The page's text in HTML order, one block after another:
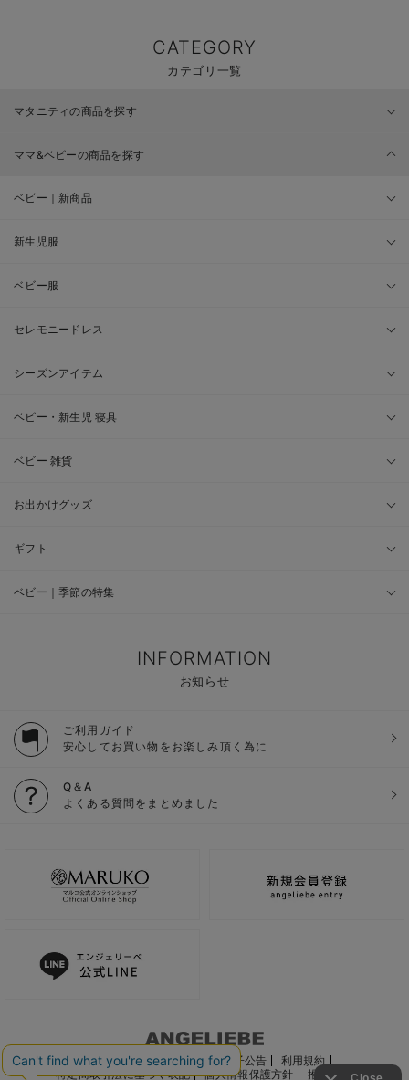
CATEGORY
カテゴリ一覧
マタニティの商品を探す
ママ&ベビーの商品を探す
ベビー｜新商品
新生児服
ベビー服
セレモニードレス
シーズンアイテム
ベビー・新生児 寝具
ベビー 雑貨
お出かけグッズ
ギフト
ベビー｜季節の特集
INFORMATION
お知らせ
ご利用ガイド
安心してお買い物をお楽しみ頂く為に
Q＆A
よくある質問をまとめました
ご利用ガイド 会社概要 電子公告
利用規約
特定商取引法に基づく表記
個人情報保護方針 推奨環境